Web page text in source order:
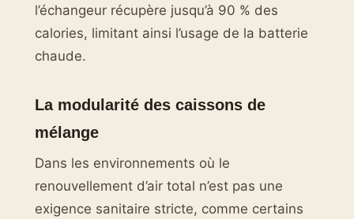
l’échangeur récupère jusqu’à 90 % des
calories, limitant ainsi l’usage de la batterie
chaude.
La modularité des caissons de
mélange
Dans les environnements où le
renouvellement d’air total n’est pas une
exigence sanitaire stricte, comme certains